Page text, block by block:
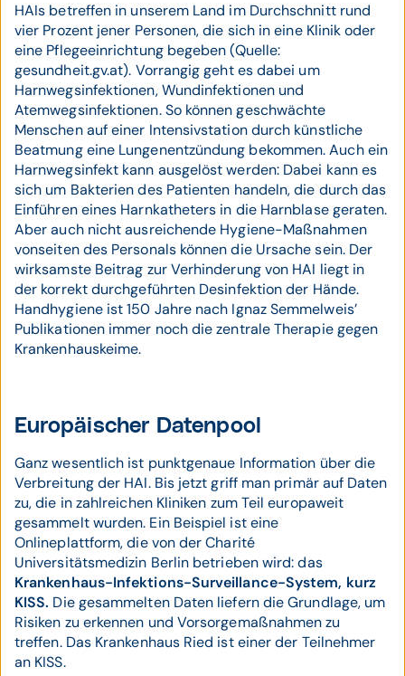
HAIs betreffen in unserem Land im Durchschnitt rund
vier Prozent jener Personen, die sich in eine Klinik oder
eine Pflegeeinrichtung begeben (Quelle:
gesundheit.gv.at). Vorrangig geht es dabei um
Harnwegsinfektionen, Wundinfektionen und
Atemwegsinfektionen. So können geschwächte
Menschen auf einer Intensivstation durch künstliche
Beatmung eine Lungenentzündung bekommen. Auch ein
Harnwegsinfekt kann ausgelöst werden: Dabei kann es
sich um Bakterien des Patienten handeln, die durch das
Einführen eines Harnkatheters in die Harnblase geraten.
Aber auch nicht ausreichende Hygiene-Maßnahmen
vonseiten des Personals können die Ursache sein. Der
wirksamste Beitrag zur Verhinderung von HAI liegt in
der korrekt durchgeführten Desinfektion der Hände.
Handhygiene ist 150 Jahre nach Ignaz Semmelweis’
Publikationen immer noch die zentrale Therapie gegen
Krankenhauskeime.
Europäischer Datenpool
Ganz wesentlich ist punktgenaue Information über die
Verbreitung der HAI. Bis jetzt griff man primär auf Daten
zu, die in zahlreichen Kliniken zum Teil europaweit
gesammelt wurden. Ein Beispiel ist eine
Onlineplattform, die von der Charité
Universitätsmedizin Berlin betrieben wird: das
Krankenhaus-Infektions-Surveillance-System, kurz
KISS. Die gesammelten Daten liefern die Grundlage, um
Risiken zu erkennen und Vorsorgemaßnahmen zu
treffen. Das Krankenhaus Ried ist einer der Teilnehmer
an KISS.